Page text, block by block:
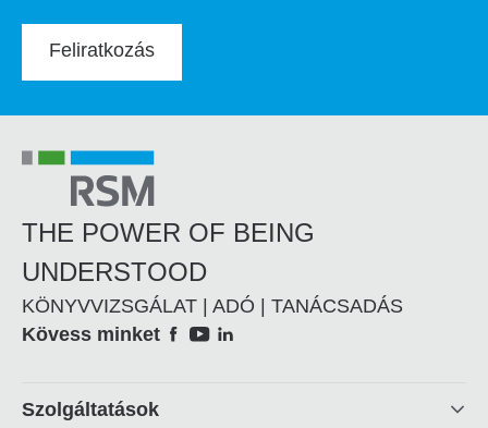
Feliratkozás
THE POWER OF BEING
UNDERSTOOD
KÖNYVVIZSGÁLAT | ADÓ | TANÁCSADÁS
Social
Kövess minket
Footer
Szolgáltatások